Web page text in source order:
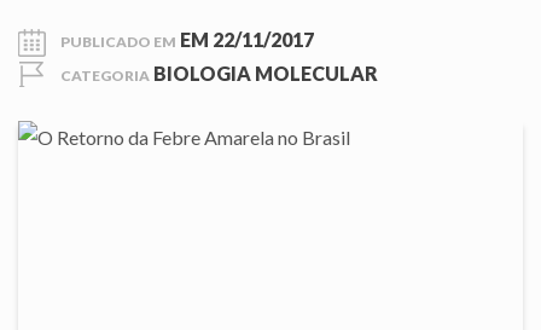
PUBLICADO EM EM 22/11/2017
CATEGORIA BIOLOGIA MOLECULAR